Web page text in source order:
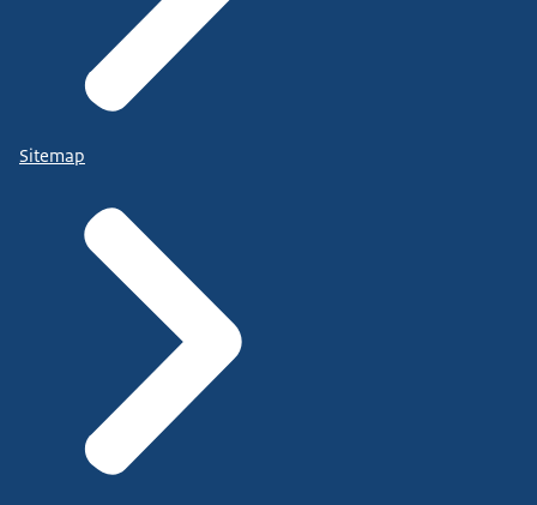
Sitemap